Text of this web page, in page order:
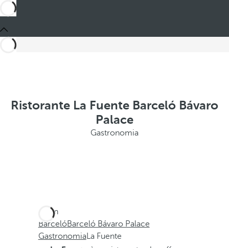
Ristorante La Fuente Barceló Bávaro
Palace
Gastronomia
Sei in
BarcelóBarceló Bávaro Palace
GastronomiaLa Fuente